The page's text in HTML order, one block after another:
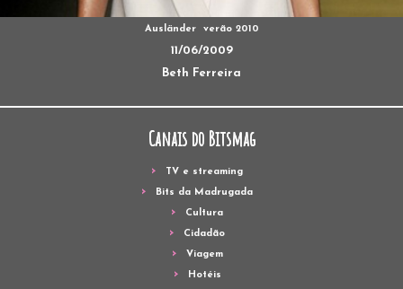
Ausländer  verão 2010
11/06/2009
Beth Ferreira
Canais do Bitsmag
TV e streaming
Bits da Madrugada
Cultura
Cidadão
Viagem
Hotéis